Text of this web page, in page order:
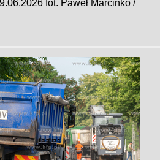
fot. Paweł Marcinko /